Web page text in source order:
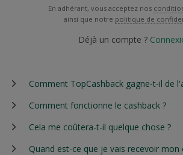
En adhérant, vous acceptez nos
ainsi que notre politique de
Déjà un compte ?
Comment TopCashback gagne-t-il de
Comment fonctionne le cashback ?
Cela me coûtera-t-il quelque chose ?
Quand est-ce que je vais recevoir mon